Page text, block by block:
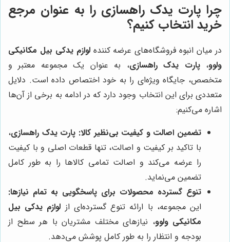
چرا پارت یدک راهسازی را به عنوان مرجع
خرید انتخاب کنیم؟
در میان انبوه فروشگاه‌های عرضه کنندهلوازم یدکی بیل مکانیکی
ولوو،پارت یدک راهسازی، به عنوان یک مجموعه معتبر و
متخصص، جایگاه ویژه‌ای را به خود اختصاص داده است. دلایل
متعددی برای این انتخاب وجود دارد که در ادامه به برخی از آن‌ها
اشاره می‌کنیم:
تضمین اصالت و کیفیت بی‌نظیر کالا: پارت یدک راهسازی،
با تاکید بر کیفیت و اصالت، تنها قطعات اصلی و با کیفیت
را عرضه می‌کند و اصالت تمامی کالاها را به طور کامل
تضمین می‌نماید.
تنوع گسترده محصولات برای پاسخگویی به تمام نیازها:
این مجموعه، با ارائه تنوع گسترده‌ای از لوازم یدکی بیل
مکانیکی ولوو، نیازهای مختلف مشتریان با هر سطح از
بودجه و انتظار را به طور کامل پوشش می‌دهد.